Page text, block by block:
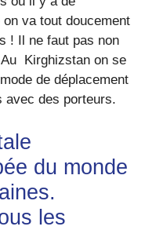
va tout doucement
! Il ne faut pas non
Kirghizstan on se
de déplacement
avec des porteurs.
du monde
les